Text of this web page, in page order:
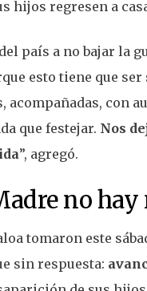
hijos regresen a
país a no bajar la
esto tiene que
acompañadas, con
que festejar. Nos
”, agregó.
no
tomaron este
sin respuesta: